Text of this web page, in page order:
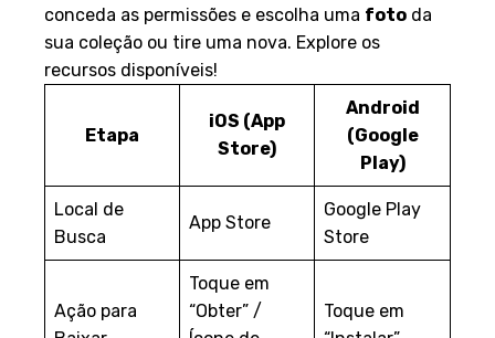
conceda as permissões e escolha uma foto da
sua coleção ou tire uma nova. Explore os
recursos disponíveis!
Etapa
iOS (App
Store)
Android
(Google
Play)
Local de
Busca
App Store
Google Play
Store
Ação para
Toque em
“Obter” /
Toque em